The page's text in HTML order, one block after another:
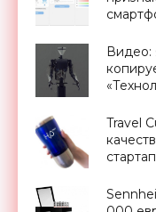
Видео:
Travel